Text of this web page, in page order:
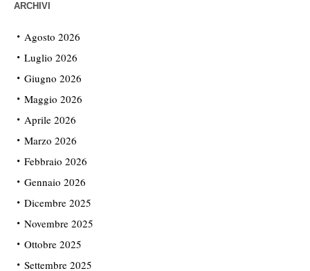
ARCHIVI
Agosto 2026
Luglio 2026
Giugno 2026
Maggio 2026
Aprile 2026
Marzo 2026
Febbraio 2026
Gennaio 2026
Dicembre 2025
Novembre 2025
Ottobre 2025
Settembre 2025